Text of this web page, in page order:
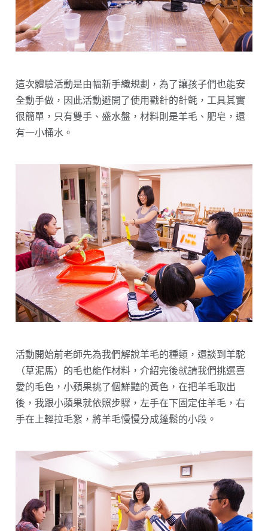
這次體驗活動是由幅新手織規劃，為了讓孩子們也能安
全動手做，因此活動避開了使用戳針的針氈，工具其實
很簡單，只有雙手、盛水盤，材料則是羊毛、肥皂，還
有一小桶水。
活動開始前老師先為我們解說羊毛的種類，還談到羊駝
（草泥馬）的毛也能作材料，介紹完後就請我們挑選喜
愛的毛色，小蘋果挑了個鮮豔的黃色，在把羊毛取出
後，我跟小蘋果就依照步驟，左手在下固定住羊毛，右
手在上輕拉毛絮，將羊毛慢慢分成蓬鬆的小段。